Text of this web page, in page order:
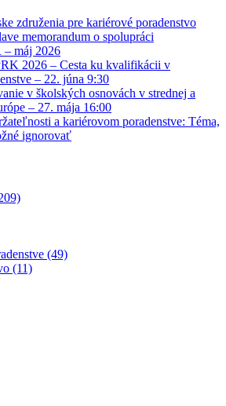
združenia pre kariérové poradenstvo
memorandum o spolupráci
máj 2026
2026 – Cesta ku kvalifikácii v
– 22. júna 9:30
v školských osnovách v strednej a
– 27. mája 16:00
a kariérovom poradenstve: Téma,
ignorovať
(49)
(11)